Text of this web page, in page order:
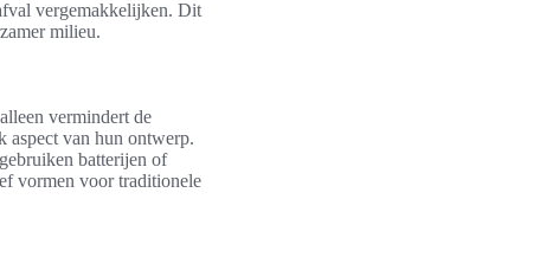
vergemakkelijken. Dit
milieu.
vermindert de
aspect van hun ontwerp.
batterijen of
vormen voor traditionele